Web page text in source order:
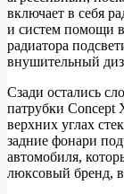
включает в себя
и систем помощи
радиатора
внушительный
Сзади остались
патрубки Concept
верхних углах
задние фонари
автомобиля,
люксовый бренд,